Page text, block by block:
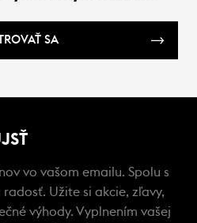
SA
vo vašom emailu. Spolu s
Užite si akcie, zľavy,
výhody. Vyplnením vašej